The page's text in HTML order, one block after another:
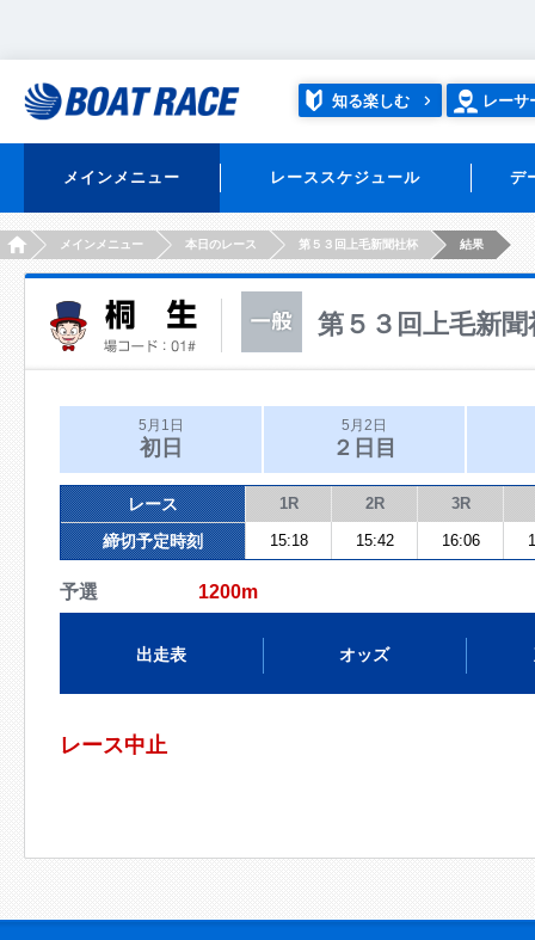
知る楽しむ レーサ
メインメニュー レーススケジュール デ
HOMEメインメニュー 本日のレース 第５３回上毛新聞社杯 結果
第５３回上毛新聞
5月1日
初日
5月2日
２日目
レース 1R 2R 3R
締切予定時刻 15:18 15:42 16:06
予選 1200m
出走表 オッズ
レース中止